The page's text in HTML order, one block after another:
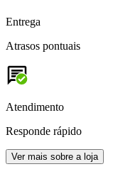
Entrega
Atrasos pontuais
Atendimento
Responde rápido
Ver mais sobre a loja